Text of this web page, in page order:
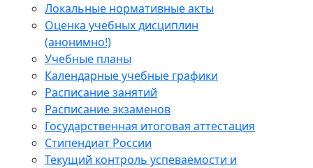
Локальные нормативные акты
Оценка учебных дисциплин
(анонимно!)
Учебные планы
Календарные учебные графики
Расписание занятий
Расписание экзаменов
Государственная итоговая аттестация
Стипендиат России
Текущий контроль успеваемости и